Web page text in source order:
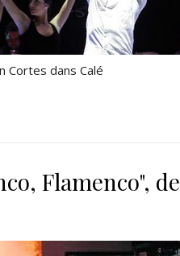
Cortes dans Calé
Flamenco", de